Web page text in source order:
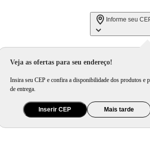
Informe seu
Veja as ofertas para seu endereço!
Insira seu CEP e confira a disponibilidade dos produtos e
de entrega.
Inserir CEP Mais tarde